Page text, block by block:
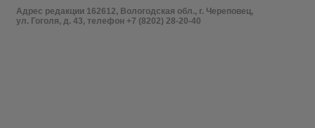
Адрес редакции 162612, Вологодская обл., г. Череповец,
ул. Гоголя, д. 43, телефон +7 (8202) 28-20-40